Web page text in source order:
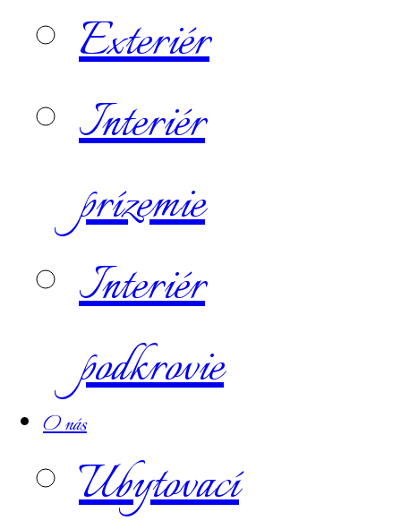
Exteriér
Interiér
prízemie
Interiér
podkrovie
O nás
Ubytovací